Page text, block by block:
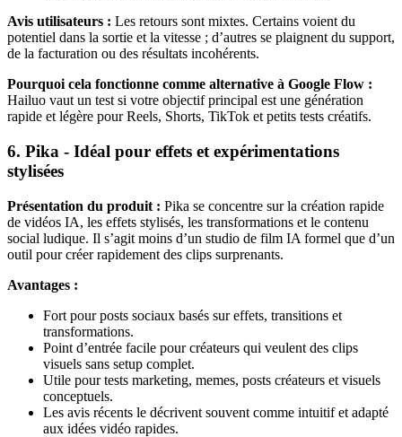
Avis utilisateurs : Les retours sont mixtes. Certains voient du
potentiel dans la sortie et la vitesse ; d’autres se plaignent du support,
de la facturation ou des résultats incohérents.
Pourquoi cela fonctionne comme alternative à Google Flow :
Hailuo vaut un test si votre objectif principal est une génération
rapide et légère pour Reels, Shorts, TikTok et petits tests créatifs.
6. Pika - Idéal pour effets et expérimentations
stylisées
Présentation du produit : Pika se concentre sur la création rapide
de vidéos IA, les effets stylisés, les transformations et le contenu
social ludique. Il s’agit moins d’un studio de film IA formel que d’un
outil pour créer rapidement des clips surprenants.
Avantages :
Fort pour posts sociaux basés sur effets, transitions et
transformations.
Point d’entrée facile pour créateurs qui veulent des clips
visuels sans setup complet.
Utile pour tests marketing, memes, posts créateurs et visuels
conceptuels.
Les avis récents le décrivent souvent comme intuitif et adapté
aux idées vidéo rapides.